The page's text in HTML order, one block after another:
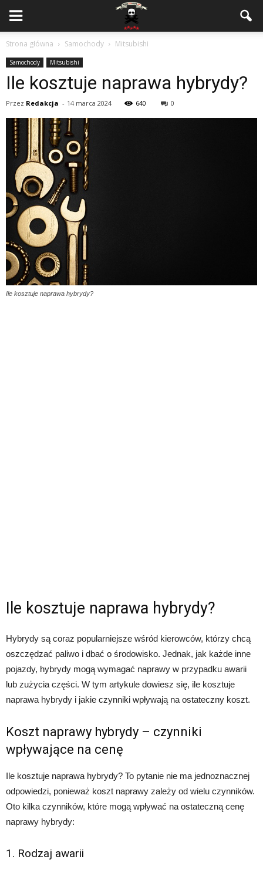
Strona główna Samochody Mitsubishi
Samochody Mitsubishi
Ile kosztuje naprawa hybrydy?
Przez Redakcja - 14 marca 2024 640 0
Ile kosztuje naprawa hybrydy?
Ile kosztuje naprawa hybrydy?
Hybrydy są coraz popularniejsze wśród kierowców, którzy chcą
oszczędzać paliwo i dbać o środowisko. Jednak, jak każde inne
pojazdy, hybrydy mogą wymagać naprawy w przypadku awarii
lub zużycia części. W tym artykule dowiesz się, ile kosztuje
naprawa hybrydy i jakie czynniki wpływają na ostateczny koszt.
Koszt naprawy hybrydy – czynniki
wpływające na cenę
Ile kosztuje naprawa hybrydy? To pytanie nie ma jednoznacznej
odpowiedzi, ponieważ koszt naprawy zależy od wielu czynników.
Oto kilka czynników, które mogą wpływać na ostateczną cenę
naprawy hybrydy:
1. Rodzaj awarii